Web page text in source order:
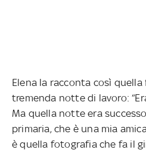
Elena la racconta così
tremenda notte di lavoro:
Ma quella notte era
primaria, che è una mia
è quella fotografia che fa il